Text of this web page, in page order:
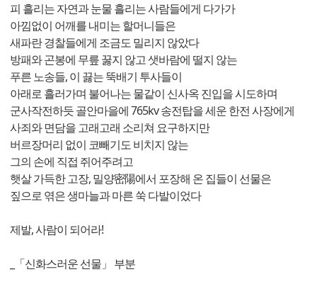
피 흘리는 자연과 눈물 흘리는 사람들에게 다가가
아낌없이 어깨를 내미는 할머니들은
새파란 경찰들에게 조금도 밀리지 않았다
방패와 곤봉에 무릎 꿇지 않고 샛바람에 떨지 않는
푸른 노송들, 이 끓는 뚝배기 투사들이
아래로 흘러가며 불어나는 물같이 신사옥 진입을 시도하며
군사작전하듯 골안마을에 765kv 송전탑을 세운 한전 사장에게
사죄와 면담을 고래고래 소리쳐 요구하지만
버르장머리 없이 코빼기도 비치지 않는
그의 손에 직접 쥐어주려고
햇살 가득한 고장, 밀양密陽에서 포장해 온 집들이 선물은
짚으로 엮은 생마늘과 마른 쑥 다발이었다
제발, 사람이 되어라!
_「신화스러운 선물」 부분